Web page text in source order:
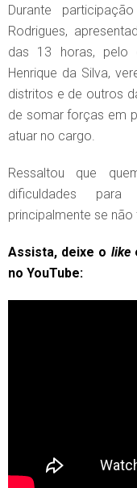
Durante
Rodrigues,
das 13 horas, pelo
Henrique da Silva,
distritos e de outros
de somar forças em
atuar no cargo.
Ressaltou que
dificuldades
principalmente se
Assista, deixe o like
no YouTube: